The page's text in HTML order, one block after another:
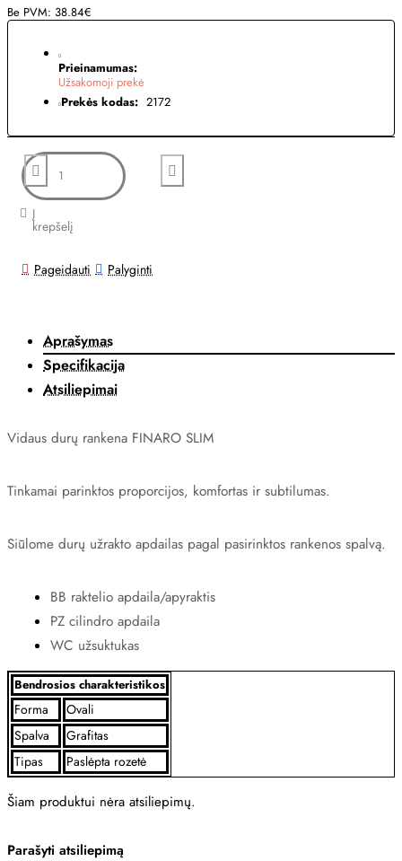
Be PVM: 38.84€
Prieinamumas:
Užsakomoji prekė
Prekės kodas: 2172
Į
krepšelį
Pageidauti Palyginti
Aprašymas
Specifikacija
Atsiliepimai
Vidaus durų rankena FINARO SLIM
Tinkamai parinktos proporcijos, komfortas ir subtilumas.
Siūlome durų užrakto apdailas pagal pasirinktos rankenos spalvą.
BB raktelio apdaila/apyraktis
PZ cilindro apdaila
WC užsuktukas
Bendrosios charakteristikos
Forma
Ovali
Spalva
Grafitas
Tipas
Paslėpta rozetė
Šiam produktui nėra atsiliepimų.
Parašyti atsiliepimą